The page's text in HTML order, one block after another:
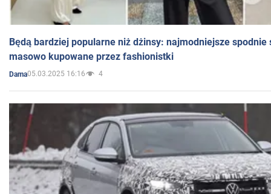
Będą bardziej popularne niż dżinsy: najmodniejsze spodnie
masowo kupowane przez fashionistki
Dama05.03.2025 16:16 4